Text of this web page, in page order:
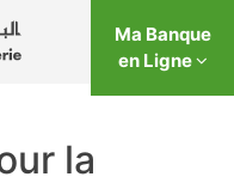
Ma Banque
en Ligne
la